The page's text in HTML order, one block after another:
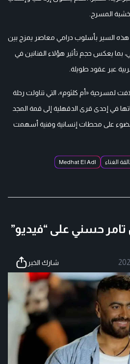
خشبة المسرح.
هذه السير بأسلوب درامي معاصر يمزج بين
بما يعكس حجم تأثير هؤلاء الفنانين في
عبر عقود طويلة.
لمسرحية «أم كلثوم»، التي تناولت رحلة
في إحدى قرى الدقهلية إلى قمة المجد
الضوء على محطات إنسانية وفنية أسهمت
الغناء
Medhat El Adl
حسني على “فيديو”
شارك الخبر